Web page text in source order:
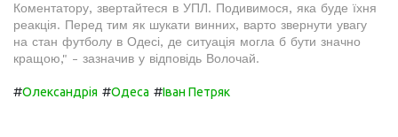
Коментатору, звертайтеся в УПЛ. Подивимося, яка буде їхня
реакція. Перед тим як шукати винних, варто звернути увагу
на стан футболу в Одесі, де ситуація могла б бути значно
кращою," - зазначив у відповідь Волочай.
#Олександрія #Одеса #Іван Петряк